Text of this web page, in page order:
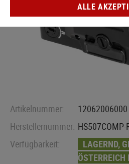
Artikelnummer:
12062006000
Herstellernummer: HS507COMP-
Verfügbarkeit:
LAGERND,
ALLE